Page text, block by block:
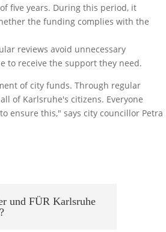
five years. During this period, it
the funding complies with the
reviews avoid unnecessary
to receive the support they need.
of city funds. Through regular
of Karlsruhe's citizens. Everyone
ensure this," says city councillor Petra
und FÜR Karlsruhe